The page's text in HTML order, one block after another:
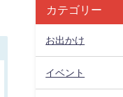
カテゴリー
お出かけ
イベント